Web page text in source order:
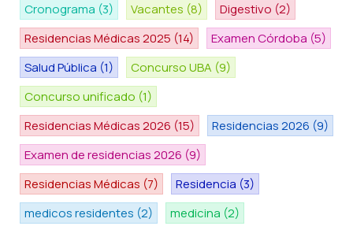
Cronograma (3) Vacantes (8) Digestivo (2)
Residencias Médicas 2025 (14) Examen Córdoba (5)
Salud Pública (1) Concurso UBA (9)
Concurso unificado (1)
Residencias Médicas 2026 (15) Residencias 2026 (9)
Examen de residencias 2026 (9)
Residencias Médicas (7) Residencia (3)
medicos residentes (2) medicina (2)